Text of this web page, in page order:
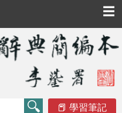
☰
學習筆記